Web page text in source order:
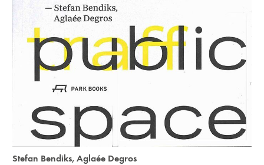
Stefan Bendiks,Aglaée Degros